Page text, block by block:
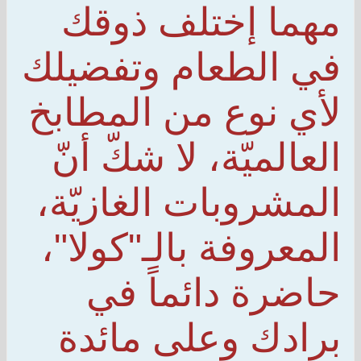
مهما إختلف ذوقك
في الطعام وتفضيلك
لأي نوع من المطابخ
العالميّة، لا شكّ أنّ
المشروبات الغازيّة،
المعروفة بالـ"كولا"،
حاضرة دائماً في
برادك وعلى مائدة